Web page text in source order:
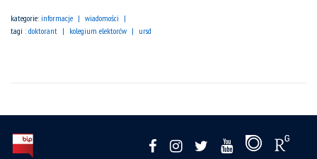
kategorie: informacje
wiadomości
tagi : doktorant kolegium elektorów ursd